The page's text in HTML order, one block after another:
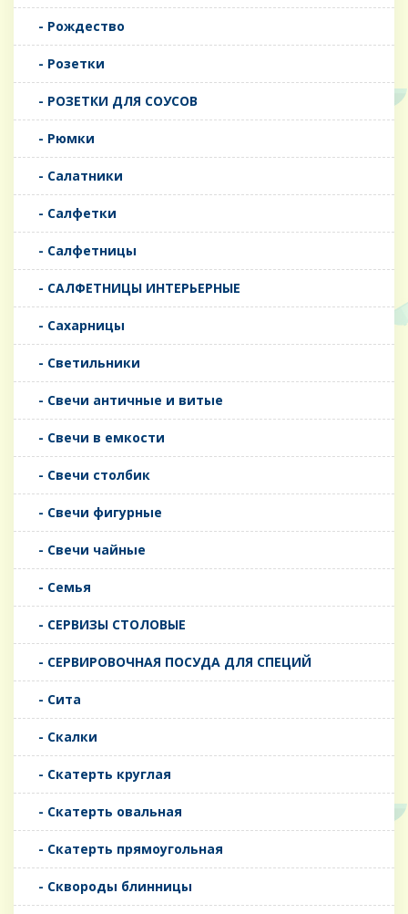
- Рождество
- Розетки
- РОЗЕТКИ ДЛЯ СОУСОВ
- Рюмки
- Салатники
- Салфетки
- Салфетницы
- САЛФЕТНИЦЫ ИНТЕРЬЕРНЫЕ
- Сахарницы
- Светильники
- Свечи античные и витые
- Свечи в емкости
- Свечи столбик
- Свечи фигурные
- Свечи чайные
- Семья
- СЕРВИЗЫ СТОЛОВЫЕ
- СЕРВИРОВОЧНАЯ ПОСУДА ДЛЯ СПЕЦИЙ
- Сита
- Скалки
- Скатерть круглая
- Скатерть овальная
- Скатерть прямоугольная
- Сквороды блинницы